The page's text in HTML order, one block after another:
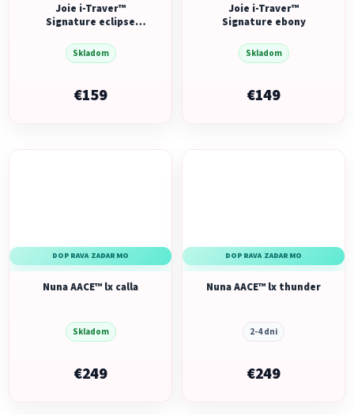
Joie i-Traver™
Signature eclipse
Skladom
€159
Joie i-Traver™
Signature ebony
Skladom
€149
DOPRAVA ZADARMO
Nuna AACE™ lx calla
Skladom
€249
DOPRAVA ZADARMO
Nuna AACE™ lx thunder
2-4 dni
€249